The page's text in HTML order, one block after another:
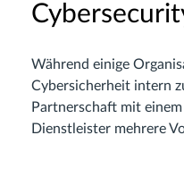
Während einige
Cybersicherheit intern
Partnerschaft mit
Dienstleister mehrere